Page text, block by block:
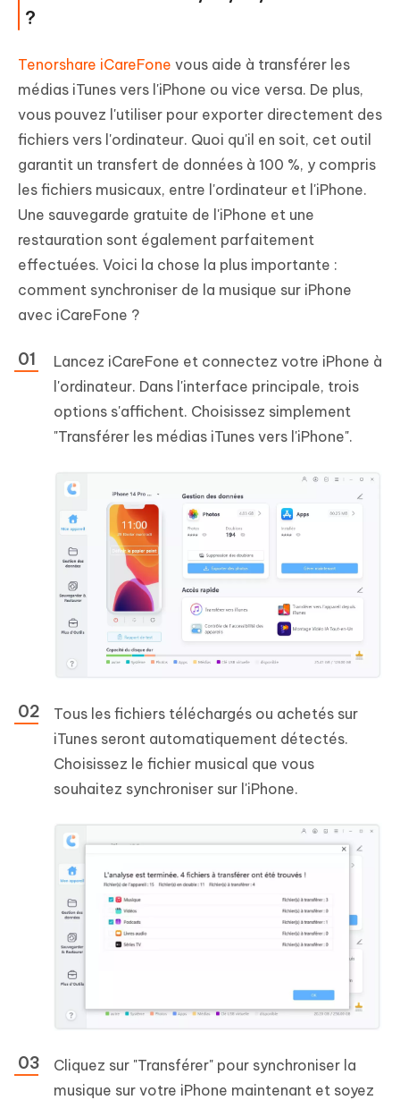
?
Tenorshare iCareFone vous aide à transférer les
médias iTunes vers l'iPhone ou vice versa. De plus,
vous pouvez l'utiliser pour exporter directement des
fichiers vers l'ordinateur. Quoi qu'il en soit, cet outil
garantit un transfert de données à 100 %, y compris
les fichiers musicaux, entre l'ordinateur et l'iPhone.
Une sauvegarde gratuite de l'iPhone et une
restauration sont également parfaitement
effectuées. Voici la chose la plus importante :
comment synchroniser de la musique sur iPhone
avec iCareFone ?
Lancez iCareFone et connectez votre iPhone à
l'ordinateur. Dans l'interface principale, trois
options s'affichent. Choisissez simplement
"Transférer les médias iTunes vers l'iPhone".
Tous les fichiers téléchargés ou achetés sur
iTunes seront automatiquement détectés.
Choisissez le fichier musical que vous
souhaitez synchroniser sur l'iPhone.
Cliquez sur "Transférer" pour synchroniser la
musique sur votre iPhone maintenant et soyez